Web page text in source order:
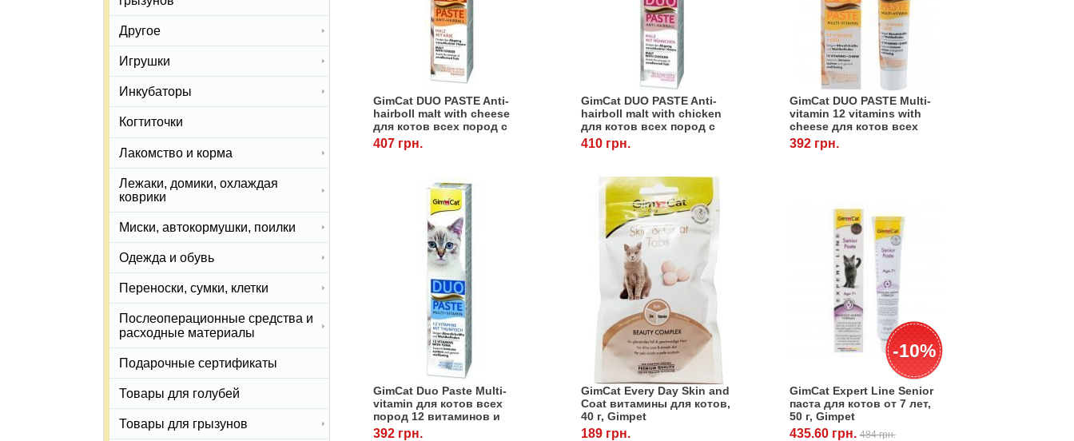
GimCat DUO PASTE Anti-
hairboll malt with cheese
для котов всех пород с
сыром, 50 г, Gimpet
407 грн.
GimCat DUO PASTE Anti-
hairboll malt with chicken
для котов всех пород с
курицей, 50 г, Gimpet
410 грн.
GimCat DUO PASTE Multi-
vitamin 12 vitamins with
cheese для котов всех
пород с сыром, 50 г,
Gimpet
392 грн.
GimCat Duo Paste Multi-
vitamin для котов всех
пород 12 витаминов и
тунец, 50 г, Gimpet
392 грн.
GimCat Every Day Skin and
Coat витамины для котов,
40 г, Gimpet
189 грн.
-10%
GimCat Expert Line Senior
паста для котов от 7 лет,
50 г, Gimpet
435.60 грн.484 грн.
Другое
Игрушки
Инкубаторы
Когтиточки
Лакомство и корма
Лежаки, домики, охлаждая
коврики
Миски, автокормушки, поилки
Одежда и обувь
Переноски, сумки, клетки
Послеоперационные средства и
расходные материалы
Подарочные сертификаты
Товары для голубей
Товары для грызунов